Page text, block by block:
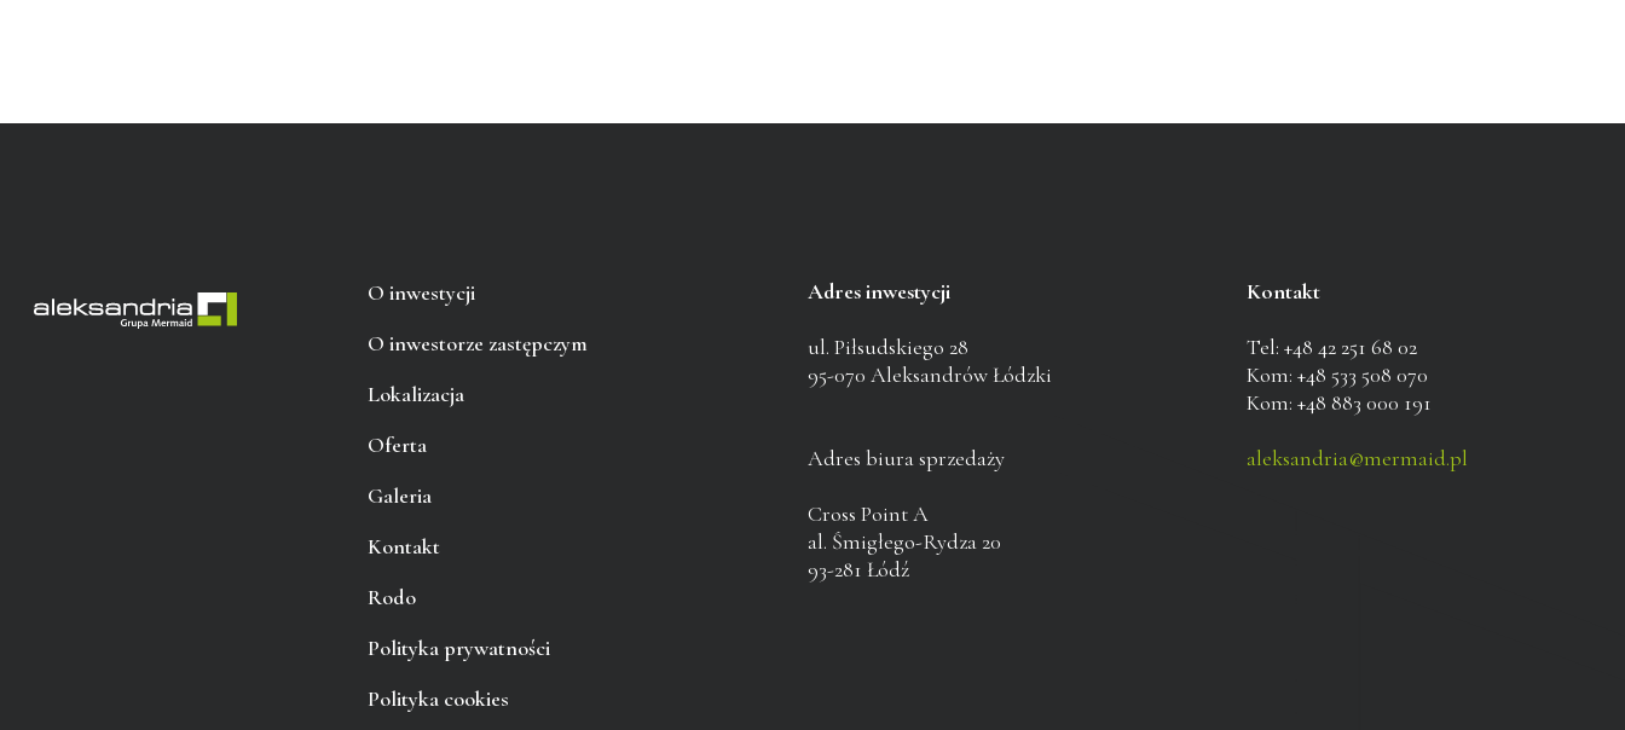
O inwestycji
O inwestorze zastępczym
Lokalizacja
Oferta
Galeria
Kontakt
Rodo
Polityka prywatności
Polityka cookies
Adres inwestycji
ul. Piłsudskiego 28
95-070 Aleksandrów Łódzki
Adres biura sprzedaży
Cross Point A
al. Śmigłego-Rydza 20
93-281 Łódź
Kontakt
Tel: +48 42 251 68 02
Kom: +48 533 508 070
Kom: +48 883 000 191
aleksandria@mermaid.pl